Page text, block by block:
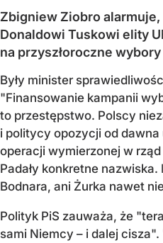
Zbigniew Ziobro
Donaldowi Tuskowi elity
na przyszłoroczne
Były minister
"Finansowanie kampanii
to przestępstwo. Polscy
i politycy opozycji od
operacji wymierzonej w
Padały konkretne
Bodnara, ani Żurka nawet
Polityk PiS zauważa, że
sami Niemcy – i dalej